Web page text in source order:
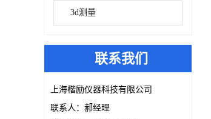
3d测量
联系我们
上海楷励仪器科技有限公司
联系人：郝经理